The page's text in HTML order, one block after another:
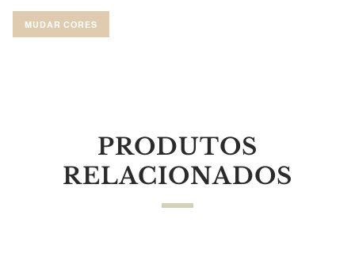
MUDAR CORES
PRODUTOS
RELACIONADOS